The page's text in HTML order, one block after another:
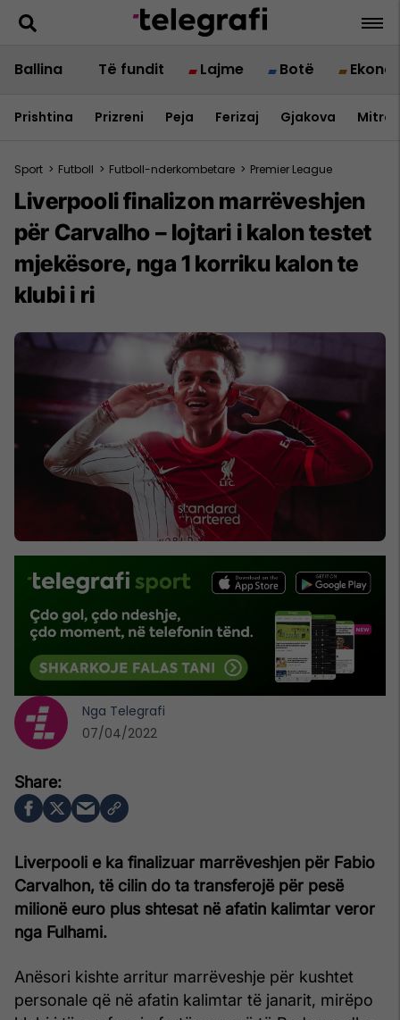
Ballina Të fundit Lajme Botë
Prishtina Prizreni Peja Ferizaj Gjakova
Sport > Futboll > Futboll-nderkombetare > Premier League
Liverpooli finalizon marrëveshjen
për Carvalho – lojtari i kalon testet
mjekësore, nga 1 korriku kalon te
klubi i ri
Liverpooli e ka finalizuar marrëveshjen për Fabio
Carvalhon, të cilin do ta transferojë për pesë
milionë euro plus shtesat në afatin kalimtar veror
nga Fulhami.
Anësori kishte arritur marrëveshje për kushtet
personale që në afatin kalimtar të janarit, mirëpo
Nga Telegrafi
07/04/2022